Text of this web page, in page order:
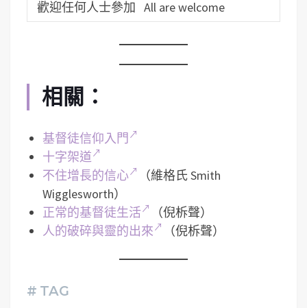
歡迎任何人士參加 All are welcome
相關：
基督徒信仰入門
十字架道
不住增長的信心
（維格氏 Smith
Wigglesworth）
正常的基督徒生活
（倪柝聲）
人的破碎與靈的出來
（倪柝聲）
# TAG